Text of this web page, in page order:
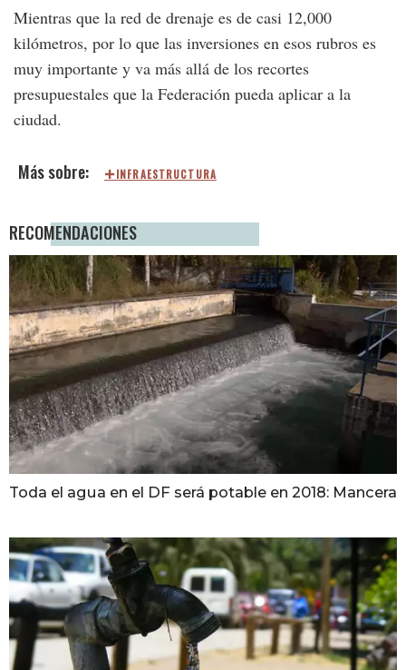
Mientras que la red de drenaje es de casi 12,000
kilómetros, por lo que las inversiones en esos rubros es
muy importante y va más allá de los recortes
presupuestales que la Federación pueda aplicar a la
ciudad.
INFRAESTRUCTURA
RECOMENDACIONES
Toda el agua en el DF será potable en 2018: Mancera